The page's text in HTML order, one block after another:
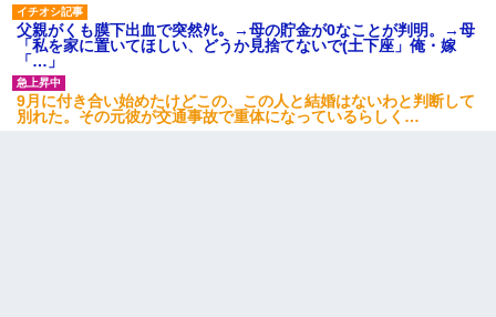
父親がくも膜下出血で突然ﾀﾋ。→母の貯金が0なことが判明。→母
「私を家に置いてほしい、どうか見捨てないで(土下座」俺・嫁
「…」
9月に付き合い始めたけどこの、この人と結婚はないわと判断して
別れた。その元彼が交通事故で重体になっているらしく…